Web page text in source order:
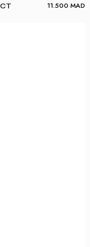
11.500 MAD